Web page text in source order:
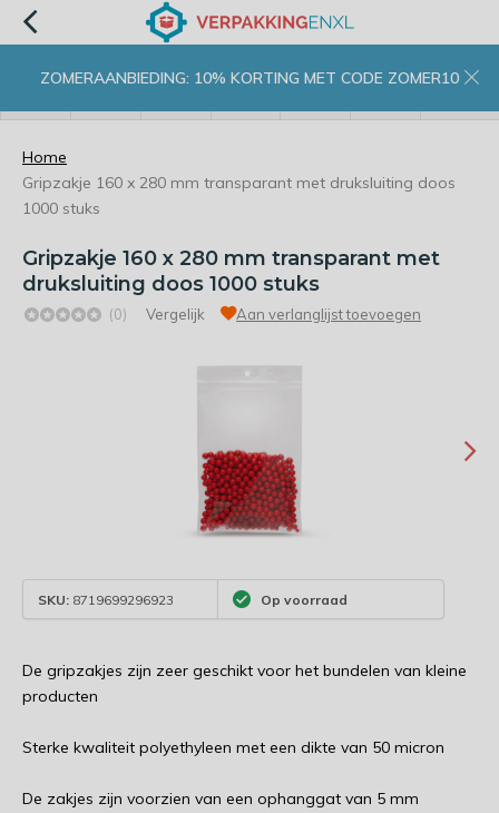
ZOMERAANBIEDING: 10% KORTING MET CODE ZOMER10
Home
Gripzakje 160 x 280 mm transparant met druksluiting doos
1000 stuks
Gripzakje 160 x 280 mm transparant met
druksluiting doos 1000 stuks
(0) Vergelijk Aan verlanglijst toevoegen
SKU: 8719699296923 Op voorraad
De gripzakjes zijn zeer geschikt voor het bundelen van kleine
producten
Sterke kwaliteit polyethyleen met een dikte van 50 micron
De zakjes zijn voorzien van een ophanggat van 5 mm